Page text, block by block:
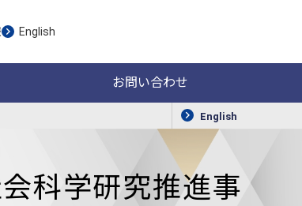
お問い合わせ
English
English
科学研究推進事